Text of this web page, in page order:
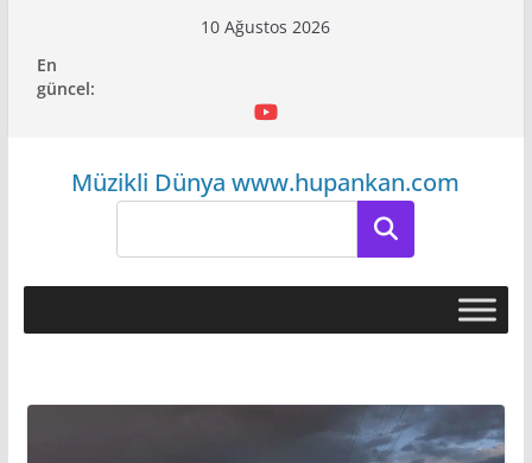
content
10 Ağustos 2026
En
güncel:
Müzikli Dünya www.hupankan.com
Ara